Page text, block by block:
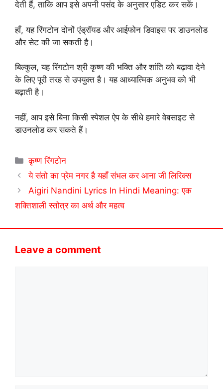
देती हैं, ताकि आप इसे अपनी पसंद के अनुसार एडिट कर सकें।
हाँ, यह रिंगटोन दोनों एंड्रॉयड और आईफोन डिवाइस पर डाउनलोड
और सेट की जा सकती है।
बिल्कुल, यह रिंगटोन श्री कृष्ण की भक्ति और शांति को बढ़ावा देने
के लिए पूरी तरह से उपयुक्त है। यह आध्यात्मिक अनुभव को भी
बढ़ाती है।
नहीं, आप इसे बिना किसी स्पेशल ऐप के सीधे हमारे वेबसाइट से
डाउनलोड कर सकते हैं।
Categories
कृष्ण रिंगटोन
ये संतो का प्रेम नगर है यहाँ संभल कर आना जी लिरिक्स
Aigiri Nandini Lyrics In Hindi Meaning: एक
शक्तिशाली स्तोत्र का अर्थ और महत्व
Leave a comment